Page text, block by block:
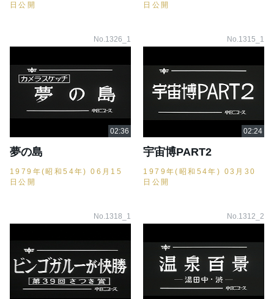
日公開
日公開
No.1326_1
夢の島
1979年(昭和54年) 06月15
日公開
No.1315_1
宇宙博PART2
1979年(昭和54年) 03月30
日公開
No.1318_1 No.1312_2